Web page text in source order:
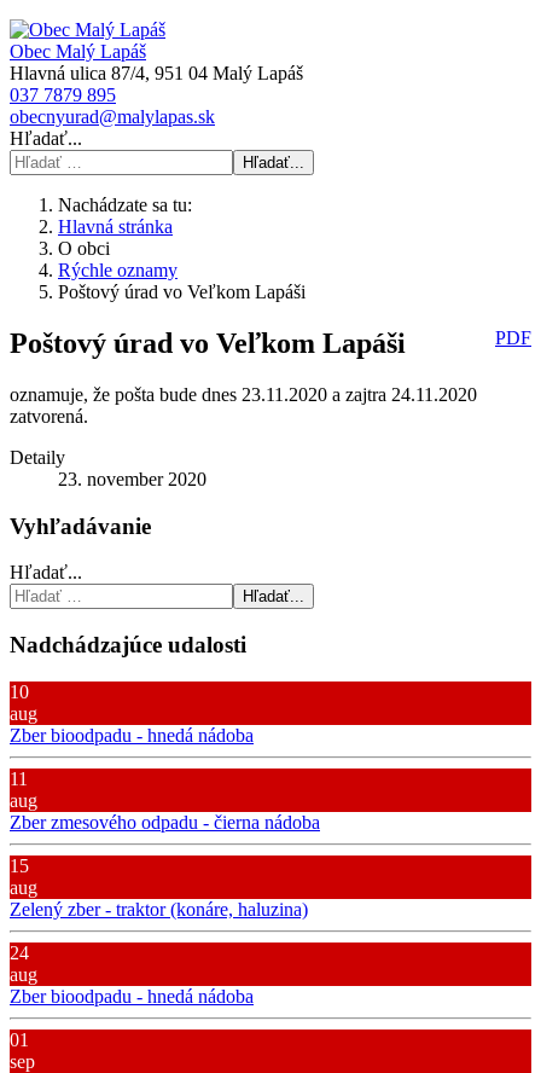
Obec Malý Lapáš
Hlavná ulica 87/4, 951 04 Malý Lapáš
037 7879 895
obecnyurad@malylapas.sk
Hľadať...
Hľadať...
Nachádzate sa tu:
Hlavná stránka
O obci
Rýchle oznamy
Poštový úrad vo Veľkom Lapáši
PDF
Poštový úrad vo Veľkom Lapáši
oznamuje, že pošta bude dnes 23.11.2020 a zajtra 24.11.2020
zatvorená.
Detaily
23. november 2020
Vyhľadávanie
Hľadať...
Hľadať...
Nadchádzajúce udalosti
10
aug
Zber bioodpadu - hnedá nádoba
11
aug
Zber zmesového odpadu - čierna nádoba
15
aug
Zelený zber - traktor (konáre, haluzina)
24
aug
Zber bioodpadu - hnedá nádoba
01
sep